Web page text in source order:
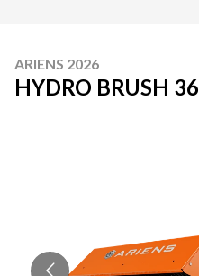
ARIENS 2026
HYDRO BRUSH 36